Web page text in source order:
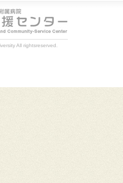
All rightsreserved.